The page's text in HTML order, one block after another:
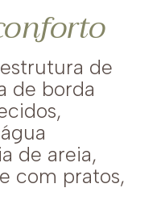
de
de borda
de areia,
com pratos,